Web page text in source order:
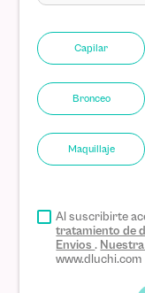
Capilar
Bronceo
Maquillaje
Al suscribirte
tratamiento de
Envios.
www.dluchi.com